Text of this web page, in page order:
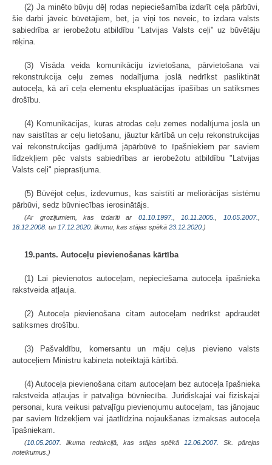
(2) Ja minēto būvju dēļ rodas nepieciešamība izdarīt ceļa pārbūvi,
šie darbi jāveic būvētājiem, bet, ja viņi tos neveic, to izdara valsts
sabiedrība ar ierobežotu atbildību "Latvijas Valsts ceļi" uz būvētāju
rēķina.
(3) Visāda veida komunikāciju izvietošana, pārvietošana vai
rekonstrukcija ceļu zemes nodalījuma joslā nedrīkst pasliktināt
autoceļa, kā arī ceļa elementu ekspluatācijas īpašības un satiksmes
drošību.
(4) Komunikācijas, kuras atrodas ceļu zemes nodalījuma joslā un
nav saistītas ar ceļu lietošanu, jāuztur kārtībā un ceļu rekonstrukcijas
vai rekonstrukcijas gadījumā jāpārbūvē to īpašniekiem par saviem
līdzekļiem pēc valsts sabiedrības ar ierobežotu atbildību "Latvijas
Valsts ceļi" pieprasījuma.
(5) Būvējot ceļus, izdevumus, kas sais­tīti ar meliorācijas sistēmu
pārbūvi, sedz būvniecības ierosinātājs.
(Ar grozījumiem, kas izdarīti ar 01.10.1997. 10.11.2005. 10.05.2007.
18.12.2008. un 17.12.2020 . likumu, kas stājas spēkā 23.12.2020. )
19.pants. Autoceļu pievienošanas kārtība
(1) Lai pievienotos autoceļam, nepieciešama autoceļa īpašnieka
rakstveida atļauja.
(2) Autoceļa pievienošana citam autoceļam nedrīkst apdraudēt
satiksmes drošību.
(3) Pašvaldību, komersantu un māju ceļus pievieno valsts
autoceļiem Ministru kabineta noteiktajā kārtībā.
(4) Autoceļa pievienošana citam autoceļam bez autoceļa īpašnieka
rakstveida atļaujas ir patvaļīga būvniecība. Juridiskajai vai fiziskajai
personai, kura veikusi patvaļīgu pievienojumu autoceļam, tas jānojauc
par saviem līdzekļiem vai jāatlīdzina nojaukšanas izmaksas autoceļa
īpašniekam.
(10.05.2007. likuma redakcijā, kas stājas spēkā 12.06.2007.
Sk. pārejas
noteikumus.)